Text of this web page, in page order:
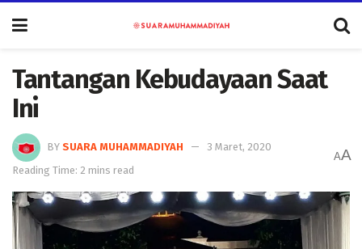
Tantangan Kebudayaan Saat
Ini
BY SUARA MUHAMMADIYAH
3 Maret, 2020
Reading Time: 2 mins read
AA